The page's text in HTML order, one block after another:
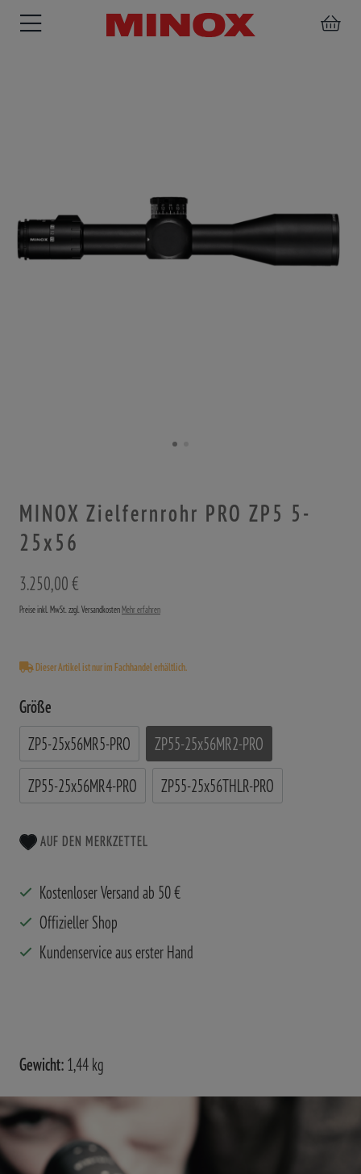
MINOX Zielfernrohr PRO ZP5 5-
25x56
3.250,00 €
Preise inkl. MwSt. zzgl. VersandkostenMehr erfahren
Dieser Artikel ist nur im Fachhandel erhältlich.
Größe
ZP5-25x56MR5-PRO
ZP55-25x56MR2-PRO
ZP55-25x56MR4-PRO
ZP55-25x56THLR-PRO
AUF DEN MERKZETTEL
Kostenloser Versand ab 50 €
Offizieller Shop
Kundenservice aus erster Hand
Gewicht:1,44 kg